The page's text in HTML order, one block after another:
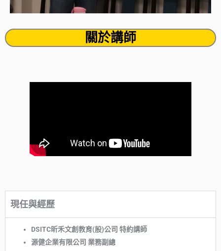
關於講師
現任與經歷
DSITC昕禾文創教育(股)公司 特約講師
源健企業有限公司 業務副總